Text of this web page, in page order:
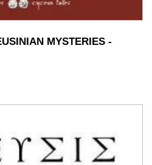
MYSTERIES -